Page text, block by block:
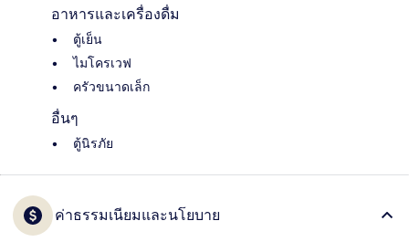
อาหารและเครื่องดื่ม
ตู้เย็น
ไมโครเวฟ
ครัวขนาดเล็ก
อื่นๆ
ตู้นิรภัย
ค่าธรรมเนียมและนโยบาย